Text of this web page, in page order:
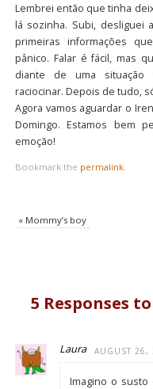
Lembrei então que tinha
lá sozinha. Subi, desliguei
primeiras informações
pânico. Falar é fácil, mas
diante de uma situação
raciocinar. Depois de tudo,
Agora vamos aguardar o
Domingo. Estamos bem
emoção!
Bookmark the permalink.
«Mommy’s boy
5 Responses to
Laura AUGUST 26,
Imagino o susto